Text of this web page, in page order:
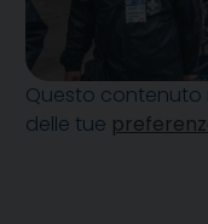
Questo contenuto
delle tue